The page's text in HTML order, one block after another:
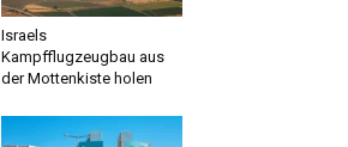
Israels
Kampfflugzeugbau aus
der Mottenkiste holen